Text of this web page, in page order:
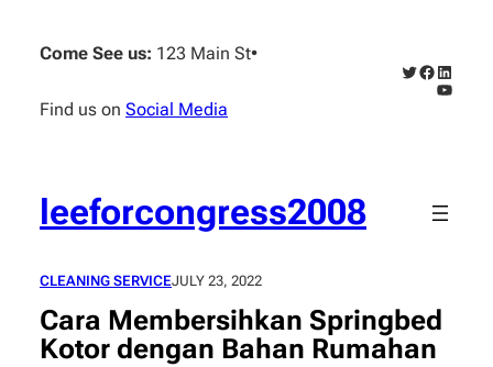
content
Come See us: 123 Main St•
Find us on Social Media
Twitter
Facebook
leeforcongress2008
CLEANING SERVICEJULY 23, 2022
Cara Membersihkan Springbed
Kotor dengan Bahan Rumahan